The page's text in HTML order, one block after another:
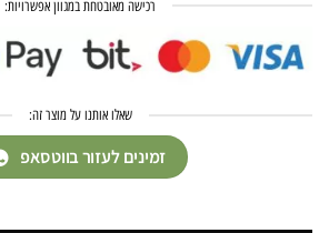
רכישה מאובטחת במגוון אפשרויות:
שאלו אותנו על מוצר זה:
זמינים לעזור בווטסאפ